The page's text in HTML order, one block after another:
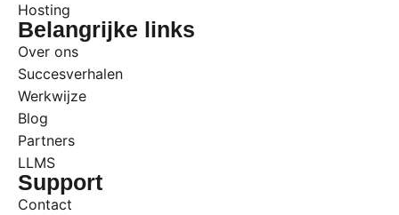
Hosting
Belangrijke links
Over ons
Succesverhalen
Werkwijze
Blog
Partners
LLMS
Support
Contact